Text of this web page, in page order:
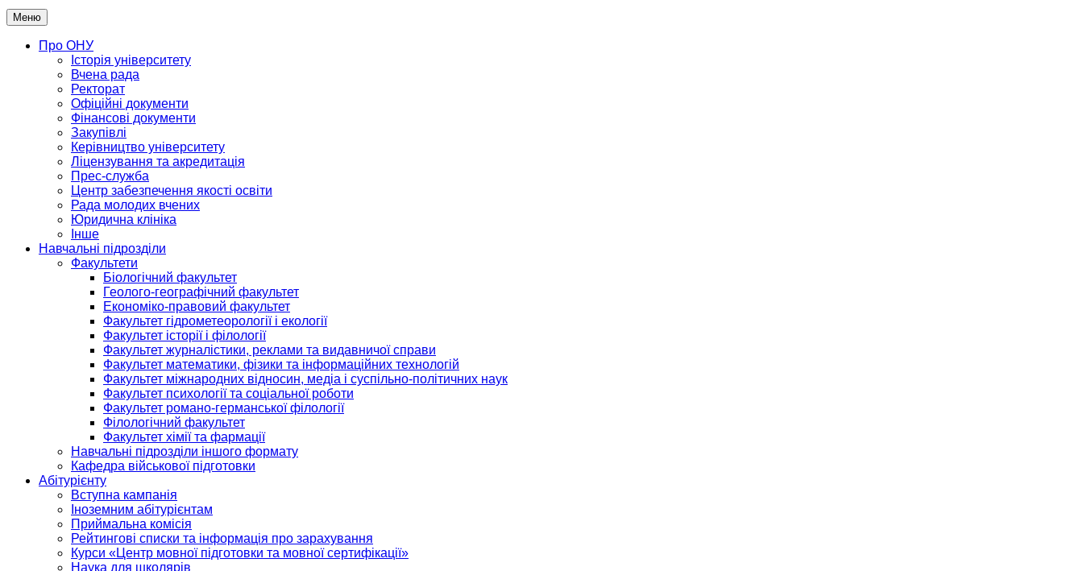
Меню
Про ОНУ
Історія університету
Вчена рада
Ректорат
Офіційні документи
Фінансові документи
Закупівлі
Керівництво університету
Ліцензування та акредитація
Прес-служба
Центр забезпечення якості освіти
Рада молодих вчених
Юридична клініка
Інше
Навчальні підрозділи
Факультети
Біологічний факультет
Геолого-географічний факультет
Економіко-правовий факультет
Факультет гідрометеорології і екології
Факультет історії і філології
Факультет журналістики, реклами та видавничої справи
Факультет математики, фізики та інформаційних технологій
Факультет міжнародних відносин, медіа і суспільно-політичних наук
Факультет психології та соціальної роботи
Факультет романо-германської філології
Філологічний факультет
Факультет хімії та фармації
Навчальні підрозділи іншого формату
Кафедра військової підготовки
Абітурієнту
Вступна кампанія
Іноземним абітурієнтам
Приймальна комісія
Рейтингові списки та інформація про зарахування
Курси «Центр мовної підготовки та мовної сертифікації»
Наука для школярів